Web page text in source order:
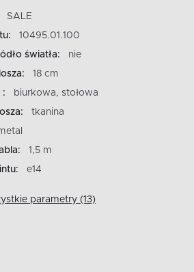
SALE
10495.01.100
światła:
nie
18 cm
:
biurkowa, stołowa
tkanina
1,5 m
e14
parametry (13)